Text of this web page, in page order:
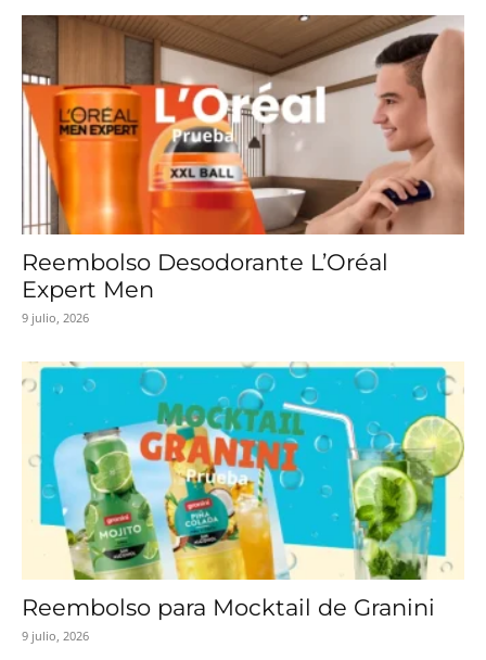
Reembolso Desodorante L’Oréal
Expert Men
9 julio, 2026
Reembolso para Mocktail de Granini
9 julio, 2026